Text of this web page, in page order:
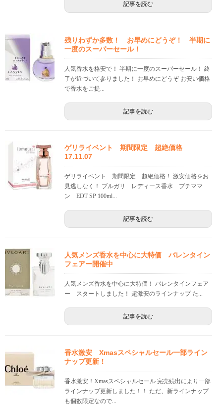
記事を読む
残りわずか多数！ お早めにどうぞ！ 半期に
一度のスーパーセール！
人気香水を格安で！ 半期に一度のスーパーセール！ 終
了が近づいて参りました！ お早めにどうぞ お安い価格
で香水をご提...
記事を読む
ゲリライベント 期間限定 超絶価格
17.11.07
ゲリライベント 期間限定 超絶価格！ 激安価格をお
見逃しなく！ ブルガリ レディース香水 プチママ
ン EDT SP 100ml...
記事を読む
人気メンズ香水を中心に大特価 バレンタイン
フェアー開催中
人気メンズ香水を中心に大特価！ バレンタインフェア
ー スタートしました！ 超激安のラインナップ た...
記事を読む
香水激安 Xmasスペシャルセール一部ライン
ナップ更新！
香水激安！Xmasスペシャルセール 完売続出により一部
ラインナップ更新しました！！ ただ、新ラインナップ
も個数限定なので...